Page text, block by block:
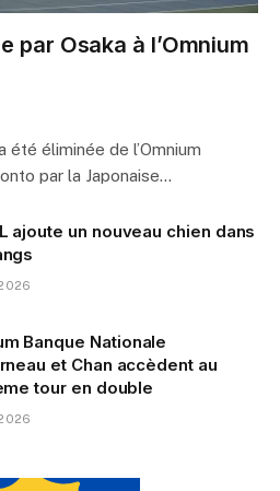
par Osaka à l’Omnium
été éliminée de l’Omnium
par la Japonaise…
ajoute un nouveau chien dans
Banque Nationale
et Chan accèdent au
tour en double